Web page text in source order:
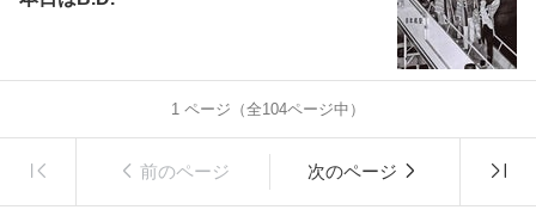
1 ページ（全104ページ中）
前のページ 次のページ